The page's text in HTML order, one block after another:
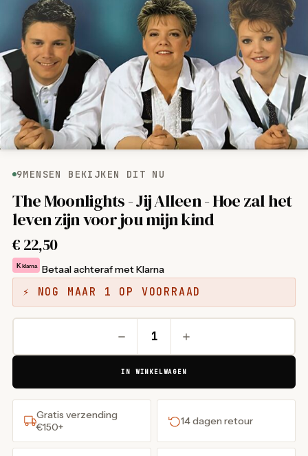
9MENSEN BEKIJKEN DIT NU
The Moonlights - Jij Alleen - Hoe zal het
leven zijn voor jou mijn kind
€ 22,50
K klarna Betaal achteraf met Klarna
⚡ NOG MAAR 1 OP VOORRAAD
IN WINKELWAGEN
Gratis verzending
€150+
14 dagen retour